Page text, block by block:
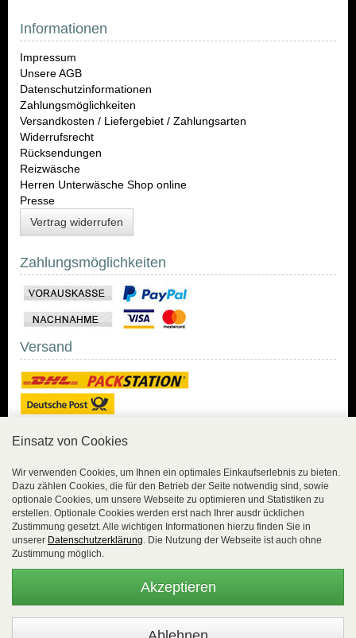
Informationen
Impressum
Unsere AGB
Datenschutzinformationen
Zahlungsmöglichkeiten
Versandkosten / Liefergebiet / Zahlungsarten
Widerrufsrecht
Rücksendungen
Reizwäsche
Herren Unterwäsche Shop online
Presse
Vertrag widerrufen
Zahlungsmöglichkeiten
Versand
Sicher Einkaufen mit
Trusted Shops und
Geld-zurück-Garantie.
lückenlos verschlüsselt
übertragen.
Die Shop-Server sind PCI-zertifiziert.
Einsatz von Cookies
Wir verwenden Cookies, um Ihnen ein optimales Einkaufserlebnis zu bieten.
Dazu zählen Cookies, die für den Betrieb der Seite notwendig sind, sowie
optionale Cookies, um unsere Webseite zu optimieren und Statistiken zu
erstellen. Optionale Cookies werden erst nach Ihrer ausdr ücklichen
Zustimmung gesetzt. Alle wichtigen Informationen hierzu finden Sie in
unserer Datenschutzerklärung. Die Nutzung der Webseite ist auch ohne
Zustimmung möglich.
Akzeptieren